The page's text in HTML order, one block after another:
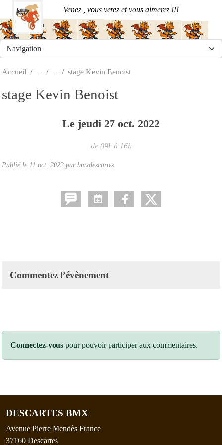
Venez , vous verez et vous aimerez !!!
Accueil stage Kevin Benoist
stage Kevin Benoist
Le jeudi 27 oct. 2022
de 09h à 16h
Publié le 11 oct. 2022 parbmxdescartes
Commentez l’évènement
Connectez-vous pour pouvoir participer aux commentaires.
DESCARTES BMX
Avenue Pierre Mendès France
37160 Descartes
Panneau de gestion des cookies